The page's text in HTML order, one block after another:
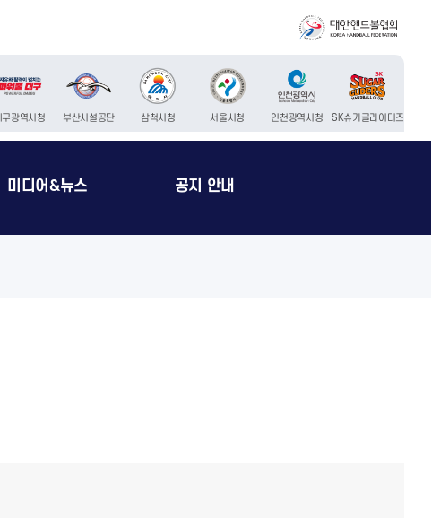
구광역시청 부산시설공단 삼척시청 서울시청 인천광역시청 SK슈가글라이더즈
미디어&뉴스 공지 안내